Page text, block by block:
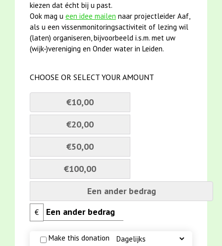
kiezen dat écht bij u past.
Ook mag u een idee mailen naar projectleider Aaf,
als u een vissenmonitoringsactiviteit of lezing wil
(laten) organiseren, bijvoorbeeld i.s.m. met uw
(wijk-)vereniging en Onder water in Leiden.
CHOOSE OR SELECT YOUR AMOUNT
€10,00
€20,00
€50,00
€100,00
Een ander bedrag
€
Make this donation